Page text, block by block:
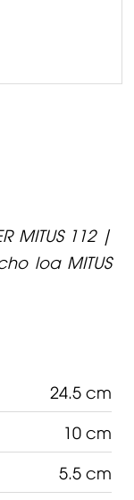
MITUS 112 |
loa MITUS
24.5 cm
10 cm
5.5 cm